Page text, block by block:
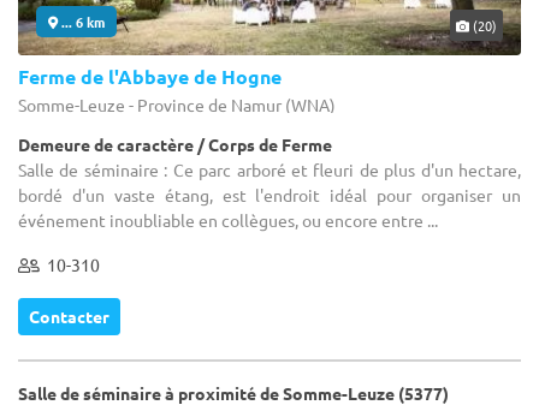
... 6 km (20)
Ferme de l'Abbaye de Hogne
Somme-Leuze - Province de Namur (WNA)
Demeure de caractère / Corps de Ferme
Salle de séminaire : Ce parc arboré et fleuri de plus d'un hectare,
bordé d'un vaste étang, est l'endroit idéal pour organiser un
événement inoubliable en collègues, ou encore entre ...
10-310
Contacter
Salle de séminaire à proximité de Somme-Leuze (5377)